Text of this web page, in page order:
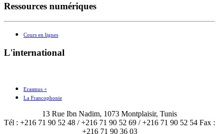
Ressources numériques
Cours en lignes
L'international
Erasmus +
La Francophonie
13 Rue Ibn Nadim, 1073 Montplaisir, Tunis
Tél : +216 71 90 52 48 / +216 71 90 52 69 / +216 71 90 52 54 Fax :
+216 71 90 36 03